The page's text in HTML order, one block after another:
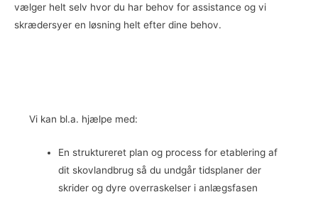
vælger helt selv hvor du har behov for assistance og vi
skrædersyer en løsning helt efter dine behov.
Vi kan bl.a. hjælpe med:
En struktureret plan og process for etablering af
dit skovlandbrug så du undgår tidsplaner der
skrider og dyre overraskelser i anlægsfasen